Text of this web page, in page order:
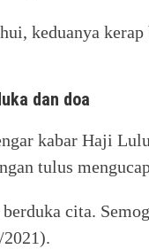
keduanya
dan doa
kabar Haji
tulus
cita.